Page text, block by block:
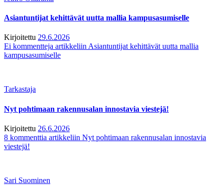
Asiantuntijat kehittävät uutta mallia kampusasumiselle
Kirjoitettu 29.6.2026
Ei kommentteja artikkeliin Asiantuntijat kehittävät uutta mallia
kampusasumiselle
Tarkastaja
Nyt pohtimaan rakennusalan innostavia viestejä!
Kirjoitettu 26.6.2026
8 kommenttia artikkeliin Nyt pohtimaan rakennusalan innostavia
viestejä!
Sari Suominen